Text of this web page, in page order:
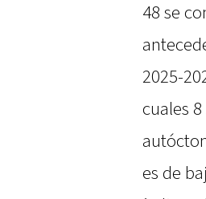
48 se
2025-
cuales
es de